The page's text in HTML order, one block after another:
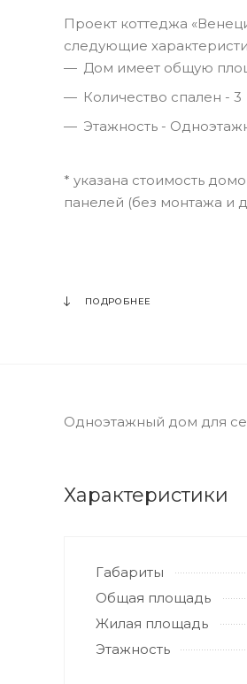
Проект коттеджа
следующие
Дом имеет общую
Количество спален - 3
Этажность -
* указана стоимость
панелей (без монтажа и
ПОДРОБНЕЕ
Одноэтажный дом для
Характеристики
Габариты
Общая площадь
Жилая площадь
Этажность